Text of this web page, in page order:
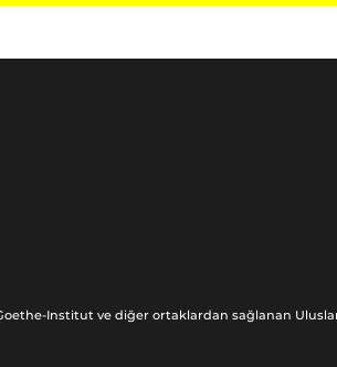
Institut ve diğer ortaklardan sağlanan